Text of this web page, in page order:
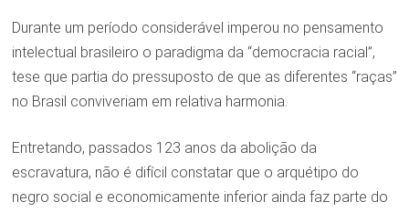
Durante um período considerável imperou no pensamento
intelectual brasileiro o paradigma da “democracia racial”,
tese que partia do pressuposto de que as diferentes “raças”
no Brasil conviveriam em relativa harmonia.
Entretando, passados 123 anos da abolição da
escravatura, não é difícil constatar que o arquétipo do
negro social e economicamente inferior ainda faz parte do